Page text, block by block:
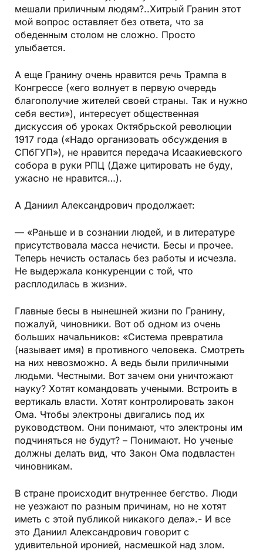
мешали приличным людям?..Хитрый Гранин этот
мой вопрос оставляет без ответа, что за
обеденным столом не сложно. Просто
улыбается.
А еще Гранину очень нравится речь Трампа в
Конгрессе («его волнует в первую очередь
благополучие жителей своей страны. Так и нужно
себя вести»), интересует общественная
дискуссия об уроках Октябрьской революции
1917 года («Надо организовать обсуждения в
СПбГУП»), не нравится передача Исаакиевского
собора в руки РПЦ (Даже цитировать не буду,
ужасно не нравится…).
А Даниил Александрович продолжает:
— «Раньше и в сознании людей, и в литературе
присутствовала масса нечисти. Бесы и прочее.
Теперь нечисть осталась без работы и исчезла.
Не выдержала конкуренции с той, что
расплодилась в жизни».
Главные бесы в нынешней жизни по Гранину,
пожалуй, чиновники. Вот об одном из очень
больших начальников: «Система превратила
(называет имя) в противного человека. Смотреть
на них невозможно. А ведь были приличными
людьми. Честными. Вот зачем они уничтожают
науку? Хотят командовать учеными. Встроить в
вертикаль власти. Хотят контролировать закон
Ома. Чтобы электроны двигались под их
руководством. Они понимают, что электроны им
подчиняться не будут? – Понимают. Но ученые
должны делать вид, что Закон Ома подвластен
чиновникам.
В стране происходит внутреннее бегство. Люди
не уезжают по разным причинам, но не хотят
иметь с этой публикой никакого дела».- И все
это Даниил Александрович говорит с
удивительной иронией, насмешкой над злом.